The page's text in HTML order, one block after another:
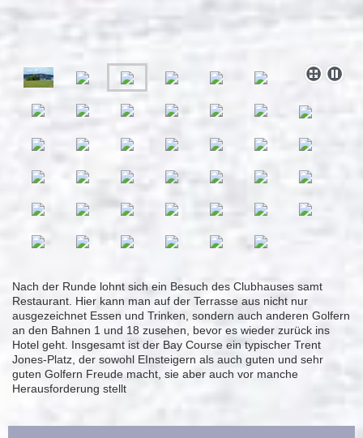
Nach der Runde lohnt sich ein Besuch des Clubhauses samt
Restaurant. Hier kann man auf der Terrasse aus nicht nur
ausgezeichnet Essen und Trinken, sondern auch anderen Golfern
an den Bahnen 1 und 18 zusehen, bevor es wieder zurück ins
Hotel geht. Insgesamt ist der Bay Course ein typischer Trent
Jones-Platz, der sowohl EInsteigern als auch guten und sehr
guten Golfern Freude macht, sie aber auch vor manche
Herausforderung stellt